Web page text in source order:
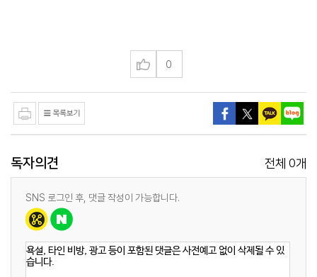
0
독자의견 전체 0개
SNS 로그인 후, 댓글 작성이 가능합니다.